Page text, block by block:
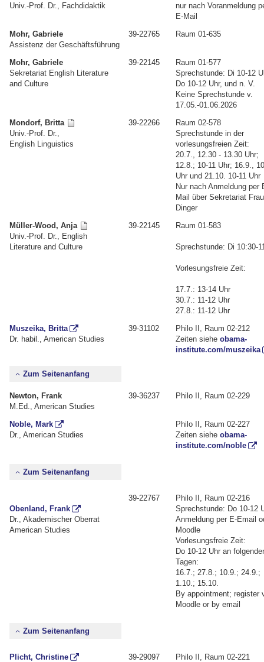
Univ.-Prof. Dr., Fachdidaktik
nur nach Voranmeldung
E-Mail
Mohr, Gabriele
Assistenz der Geschäftsführung
39-22765 Raum 01-635
Mohr, Gabriele
Sekretariat English Literature
and Culture
39-22145
Raum 01-577
Sprechstunde: Di 10-12
Do 10-12 Uhr, und n. V.
Keine Sprechstunde v.
17.05.-01.06.2026
Mondorf, Britta
Univ.-Prof. Dr.,
English Linguistics
39-22266
Raum 02-578
Sprechstunde in der
vorlesungsfreien Zeit:
20.7., 12.30 - 13.30 Uhr;
12.8.; 10-11 Uhr; 16.9.,
Uhr und 21.10. 10-11 Uhr
Nur nach Anmeldung per
Mail über Sekretariat Frau
Dinger
Müller-Wood, Anja
Univ.-Prof. Dr., English
Literature and Culture
39-22145 Raum 01-583
Sprechstunde: Di 10:30-
Vorlesungsfreie Zeit:
17.7.: 13-14 Uhr
30.7.: 11-12 Uhr
27.8.: 11-12 Uhr
Muszeika, Britta
Dr. habil., American Studies
39-31102
Philo II, Raum 02-212
Zeiten siehe obama-
institute.com/muszeika
Zum Seitenanfang
Newton, Frank
M.Ed., American Studies
39-36237 Philo II, Raum 02-229
Noble, Mark
Dr., American Studies
Philo II, Raum 02-227
Zeiten siehe obama-
institute.com/noble
Zum Seitenanfang
Obenland, Frank
Dr., Akademischer Oberrat
American Studies
39-22767
Philo II, Raum 02-216
Sprechstunde: Do 10-12
Anmeldung per E-Email
Moodle
Vorlesungsfreie Zeit:
Do 10-12 Uhr an
Tagen:
16.7.; 27.8.; 10.9.; 24.9.;
1.10.; 15.10.
By appointment; register
Moodle or by email
Zum Seitenanfang
Plicht, Christine
39-29097
Philo II, Raum 02-221